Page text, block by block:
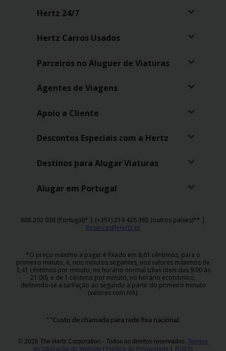
Hertz 24/7
Hertz Carros Usados
Parceiros no Aluguer de Viaturas
Agentes de Viagens
Apoio a Cliente
Descontos Especiais com a Hertz
Destinos para Alugar Viaturas
Alugar em Portugal
808 202 038 (Portugal)* | (+351) 219 426 385 (outros países)** |
Reservas@Hertz.pt
*O preço máximo a pagar é fixado em 8,61 cêntimos, para o
primeiro minuto, e, nos minutos seguintes, nos valores máximos de
3,41 cêntimos por minuto, no horário normal (dias úteis das 9:00 às
21:00), e de 1 cêntimo por minuto, no horário económico,
definindo-se a tarifação ao segundo a partir do primeiro minuto
(valores com IVA).
**Custo de chamada para rede fixa nacional.
© 2026 The Hertz Corporation - Todos os direitos reservados. Termos
de Utilização do Website
Política de Privacidade RGPD